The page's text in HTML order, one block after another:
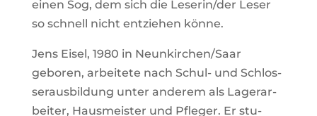
einen Sog, dem sich die Leserin/der Leser
so schnell nicht ent­ziehen könne.
Jens Eisel, 1980 in Neunkirchen/Saar
geboren, arbei­tete nach Schul- und Schlos­
ser­aus­bil­dung unter anderem als Lager­ar­
beiter, Haus­meister und Pfleger. Er stu­